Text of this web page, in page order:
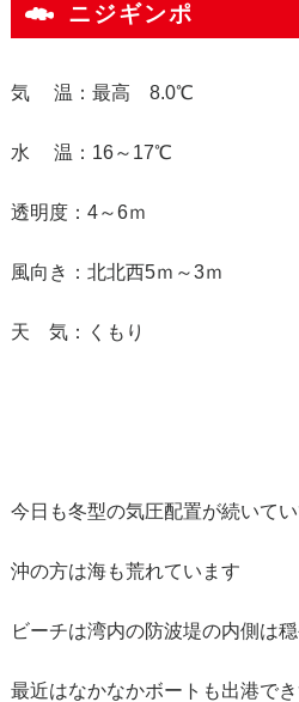
ニジギンポ
気 温：最高 8.0℃
水 温：16～17℃
透明度：4～6ｍ
風向き：北北西5ｍ～3ｍ
天 気：くもり
今日も冬型の気圧配置が続いてい
沖の方は海も荒れています
ビーチは湾内の防波堤の内側は
最近はなかなかボートも出港で